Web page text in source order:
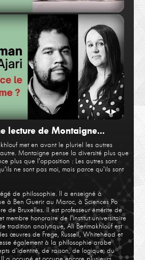
Norman Ajari
racisme ? La
◀▶
lecture de Montaigne...
met en avant le pluriel les autres
Montaigne pense la diversité plus que
plus que l'opposition : Les autres sont
ne sont pas moi, mais parce qu'ils sont
de philosophie. Il a enseigné à
à Ben Guerir au Maroc, à Sciences Po
de Bruxelles. Il est professeur émérite de
membre honoraire de l'institut universitaire
tradition analytique, Ali Benmakhlouf est
œuvres de Frege, Russell, Whitehead et
également à la philosophie arabe
d’identité, de raison, de logique, du